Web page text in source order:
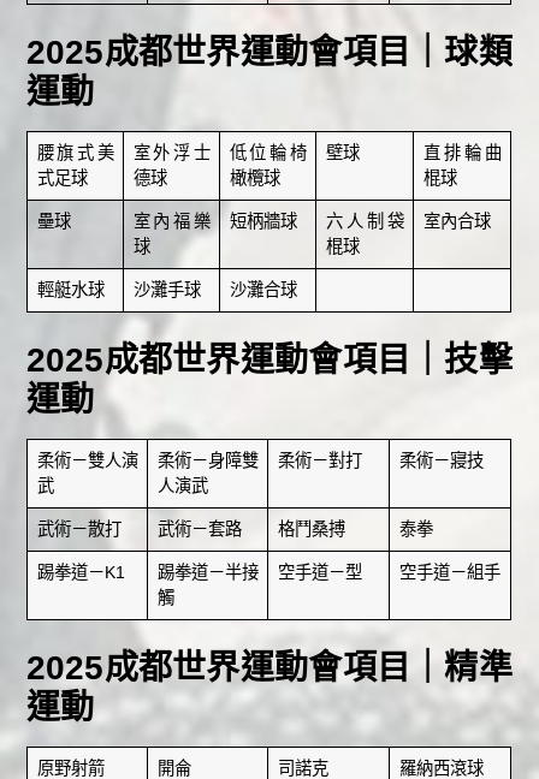
2025成都世界運動會項目｜球類
運動
腰旗式美
式足球
室外浮士
德球
低位輪椅
橄欖球
壁球
直排輪曲
棍球
壘球
室內福樂
球
短柄牆球
六人制袋
棍球
室內合球
輕艇水球 沙灘手球 沙灘合球
2025成都世界運動會項目｜技擊
運動
柔術－雙人演
武
柔術－身障雙
人演武
柔術－對打 柔術－寢技
武術－散打 武術－套路 格鬥桑搏 泰拳
踢拳道－K1
踢拳道－半接
觸
空手道－型 空手道－組手
2025成都世界運動會項目｜精準
運動
原野射箭 開侖 司諾克 羅納西滾球